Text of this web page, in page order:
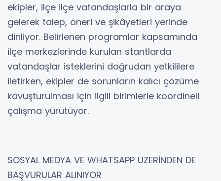
ekipler, ilçe ilçe vatandaşlarla bir araya
gelerek talep, öneri ve şikâyetleri yerinde
dinliyor. Belirlenen programlar kapsamında
ilçe merkezlerinde kurulan stantlarda
vatandaşlar isteklerini doğrudan yetkililere
iletirken, ekipler de sorunların kalıcı çözüme
kavuşturulması için ilgili birimlerle koordineli
çalışma yürütüyor.
SOSYAL MEDYA VE WHATSAPP ÜZERİNDEN DE
BAŞVURULAR ALINIYOR